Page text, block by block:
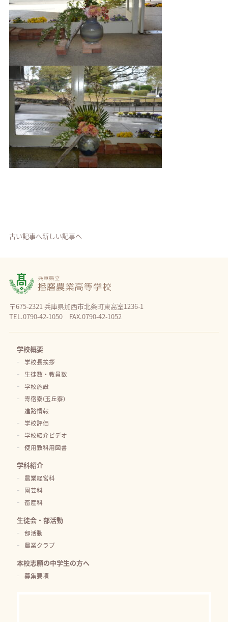
古い記事へ新しい記事へ
〒675-2321 兵庫県加西市北条町東高室1236-1
TEL.0790-42-1050 FAX.0790-42-1052
学校概要
学校長挨拶
生徒数・教員数
学校施設
寄宿寮(玉丘寮)
進路情報
学校評価
学校紹介ビデオ
使用教科用図書
学科紹介
農業経営科
園芸科
畜産科
生徒会・部活動
部活動
農業クラブ
本校志願の中学生の方へ
募集要項